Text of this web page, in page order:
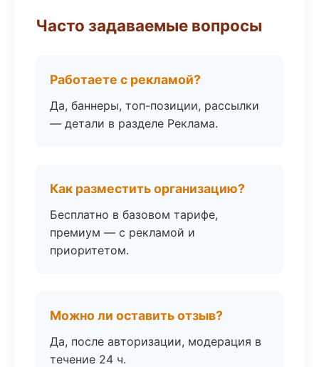
Часто задаваемые вопросы
Работаете с рекламой?
Да, баннеры, топ-позиции, рассылки
— детали в разделе Реклама.
Как разместить организацию?
Бесплатно в базовом тарифе,
премиум — с рекламой и
приоритетом.
Можно ли оставить отзыв?
Да, после авторизации, модерация в
течение 24 ч.